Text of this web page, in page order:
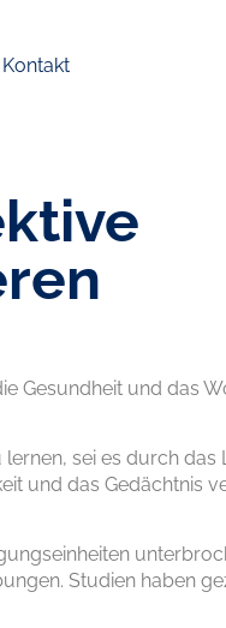
Kontakt
Gesundheit und das
sei es durch das
und das Gedächtnis
Studien haben